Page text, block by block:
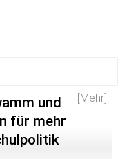
[Mehr]
und
für mehr